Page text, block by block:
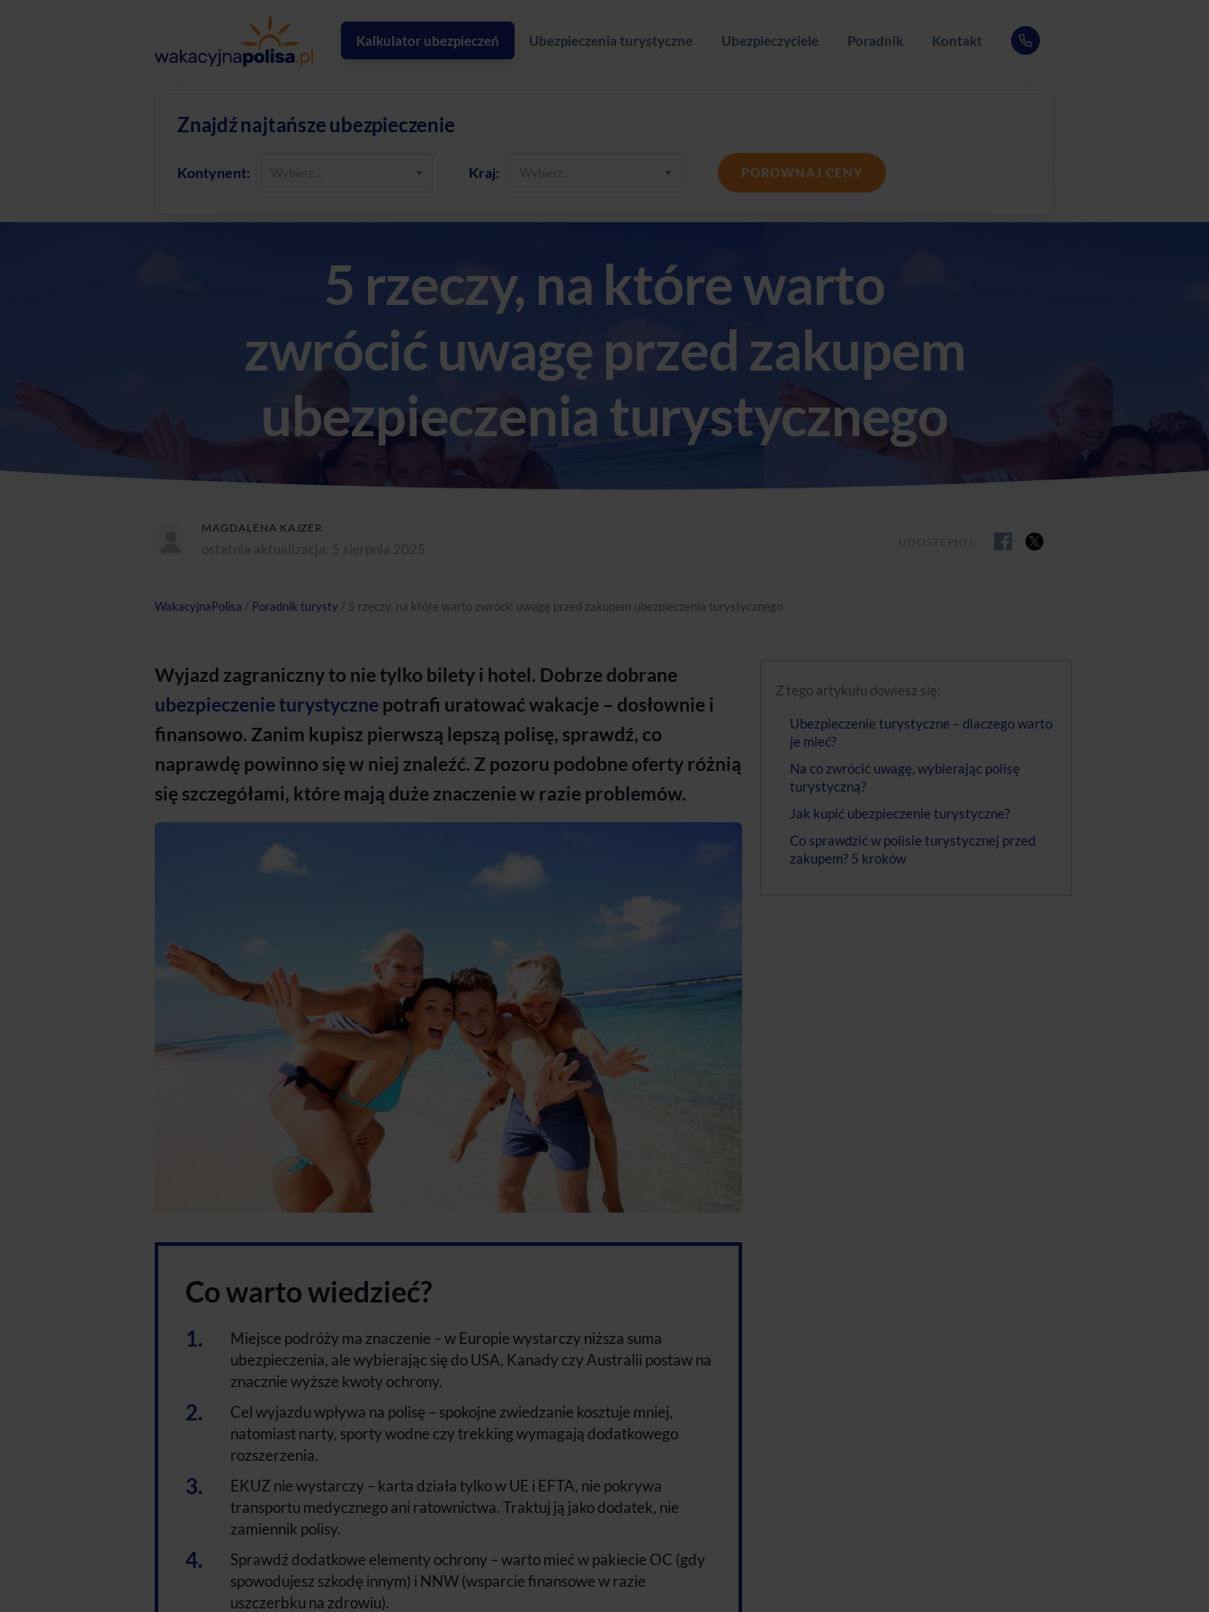
Kalkulator ubezpieczeń Ubezpieczenia turystyczne Ubezpieczyciele Poradnik Kontakt
Znajdź najtańsze ubezpieczenie
Kontynent: Kraj: PORÓWNAJ CENY
5 rzeczy, na które warto
zwrócić uwagę przed zakupem
ubezpieczenia turystycznego
MAGDALENA KAJZER
ostatnia aktualizacja: 5 sierpnia 2025 UDOSTĘPNIJ:
WakacyjnaPolisa / Poradnik turysty / 5 rzeczy, na które warto zwrócić uwagę przed zakupem ubezpieczenia turystycznego
Wyjazd zagraniczny to nie tylko bilety i hotel. Dobrze dobrane
ubezpieczenie turystyczne potrafi uratować wakacje – dosłownie i
finansowo. Zanim kupisz pierwszą lepszą polisę, sprawdź, co
naprawdę powinno się w niej znaleźć. Z pozoru podobne oferty różnią
się szczegółami, które mają duże znaczenie w razie problemów.
Co warto wiedzieć?
Miejsce podróży ma znaczenie – w Europie wystarczy niższa suma
ubezpieczenia, ale wybierając się do USA, Kanady czy Australii postaw na
znacznie wyższe kwoty ochrony.
Cel wyjazdu wpływa na polisę – spokojne zwiedzanie kosztuje mniej,
natomiast narty, sporty wodne czy trekking wymagają dodatkowego
rozszerzenia.
EKUZ nie wystarczy – karta działa tylko w UE i EFTA, nie pokrywa
transportu medycznego ani ratownictwa. Traktuj ją jako dodatek, nie
zamiennik polisy.
Sprawdź dodatkowe elementy ochrony – warto mieć w pakiecie OC (gdy
spowodujesz szkodę innym) i NNW (wsparcie finansowe w razie
uszczerbku na zdrowiu).
Z tego artykułu dowiesz się:
Ubezpieczenie turystyczne – dlaczego warto
je mieć?
Na co zwrócić uwagę, wybierając polisę
turystyczną?
Jak kupić ubezpieczenie turystyczne?
Co sprawdzić w polisie turystycznej przed
zakupem? 5 kroków